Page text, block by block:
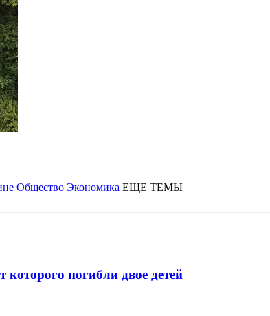
Общество Экономика ЕЩЕ ТЕМЫ
погибли двое детей